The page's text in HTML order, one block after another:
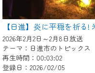
2026年2月2日～2月8日放送
テーマ：日進市のトピックス
再生時間：00:03:02
登録日：2026/02/05
目瞭然。
先でも！
ます！